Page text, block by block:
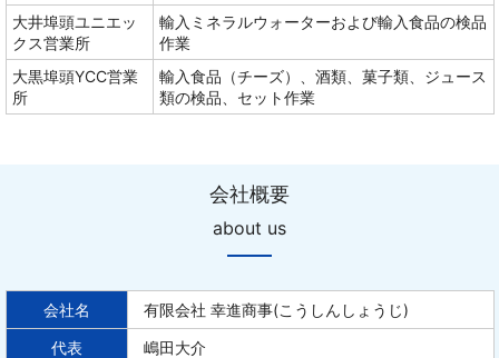
大井埠頭ユニエッ
クス営業所
輸入ミネラルウォーターおよび輸入食品の検品
作業
大黒埠頭YCC営業
所
輸入食品（チーズ）、酒類、菓子類、ジュース
類の検品、セット作業
会社概要
about us
会社名
有限会社 幸進商事(こうしんしょうじ)
代表
嶋田大介